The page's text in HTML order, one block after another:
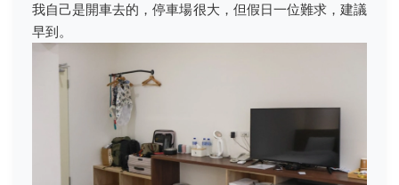
我自己是開車去的，停車場很大，但假日一位難求，建議
早到。